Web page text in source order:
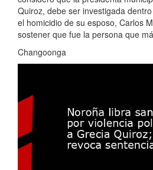
Quiroz, debe ser investigada
el homicidio de su esposo, Carlos
sostener que fue la persona que
Changoonga